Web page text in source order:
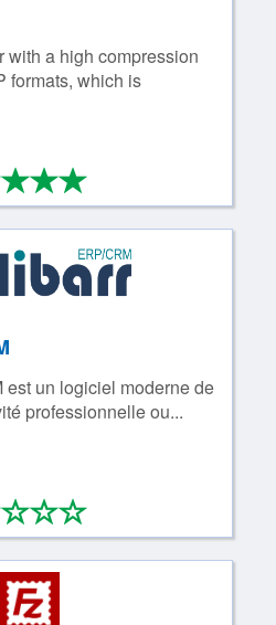
with a high compression
formats, which is
****
4/4
un logiciel moderne de
professionnelle ou...
****
0/4